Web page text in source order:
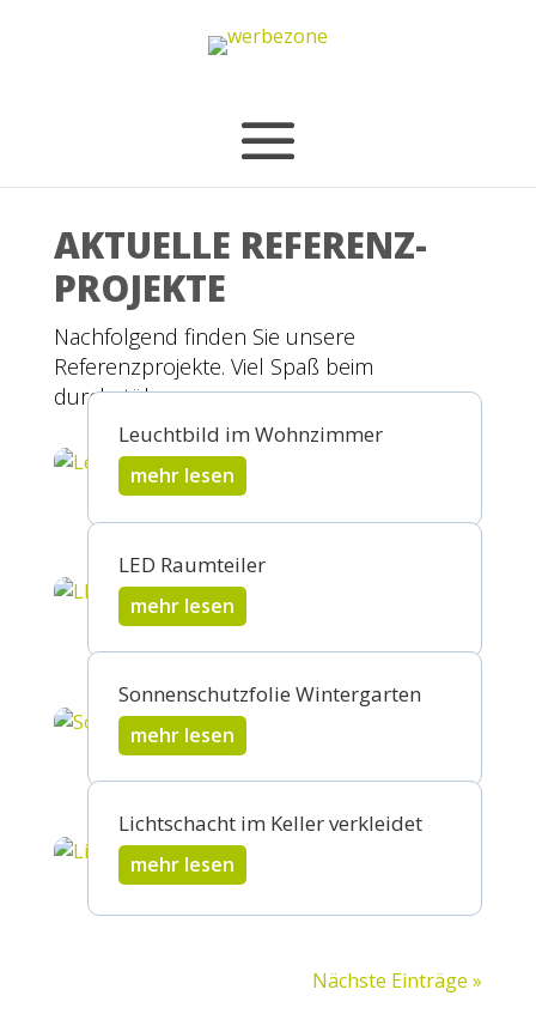
AKTUELLE REFERENZ-
PROJEKTE
Nachfolgend finden Sie unsere
Referenzprojekte. Viel Spaß beim
durchstöbern.
Leuchtbild im Wohnzimmer
mehr lesen
LED Raumteiler
mehr lesen
Sonnenschutzfolie Wintergarten
mehr lesen
Lichtschacht im Keller verkleidet
mehr lesen
Nächste Einträge »